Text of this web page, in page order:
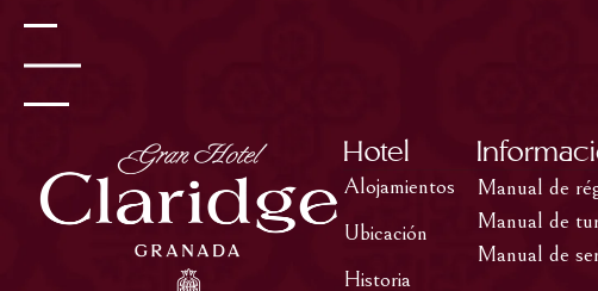
Hotel
Alojamientos
Ubicación
Historia
Manual de
Manual de
Manual de